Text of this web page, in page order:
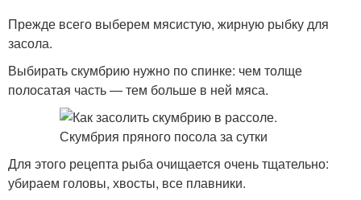
Прежде всего выберем мясистую, жирную рыбку для
засола.
Выбирать скумбрию нужно по спинке: чем толще
полосатая часть — тем больше в ней мяса.
Для этого рецепта рыба очищается очень тщательно:
убираем головы, хвосты, все плавники.